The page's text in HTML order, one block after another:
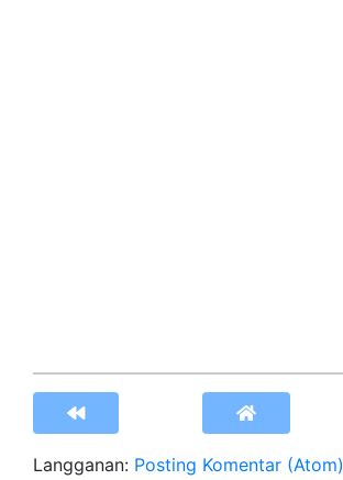
Langganan: Posting Komentar (Atom)